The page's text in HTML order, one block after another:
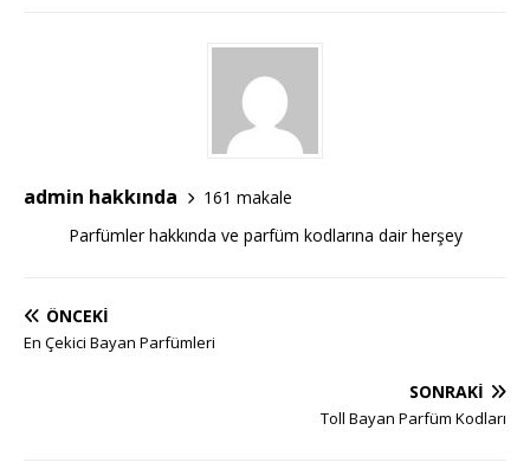
admin hakkında
161 makale
Parfümler hakkında ve parfüm kodlarına dair herşey
ÖNCEKI
En Çekici Bayan Parfümleri
SONRAKI
Toll Bayan Parfüm Kodları